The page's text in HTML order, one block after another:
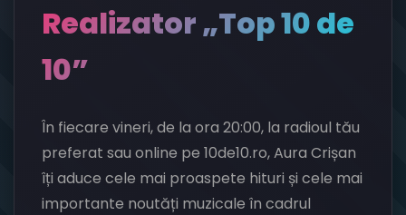
Realizator „Top 10 de
10”
În fiecare vineri, de la ora 20:00, la radioul tău
preferat sau online pe 10de10.ro, Aura Crișan
îți aduce cele mai proaspete hituri și cele mai
importante noutăți muzicale în cadrul